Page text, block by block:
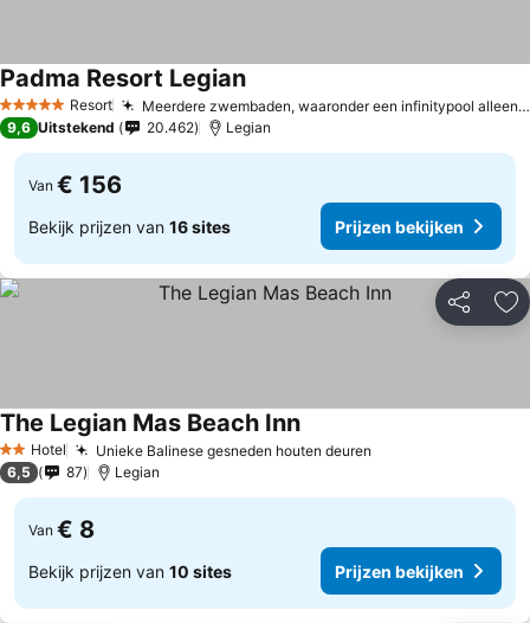
5 Sterren Resort Meerdere zwembaden, waaronder een infinitypool alleen voor volwassenen
Padma Resort Legian
9,6 Uitstekend 20.462 Legian
Van € 156
Bekijk prijzen van 16 sites Prijzen bekijken
Delen
2 Sterren
Hotel Unieke Balinese gesneden houten deuren
The Legian Mas Beach Inn
6,5 87 Legian
Van € 8
Bekijk prijzen van 10 sites Prijzen bekijken